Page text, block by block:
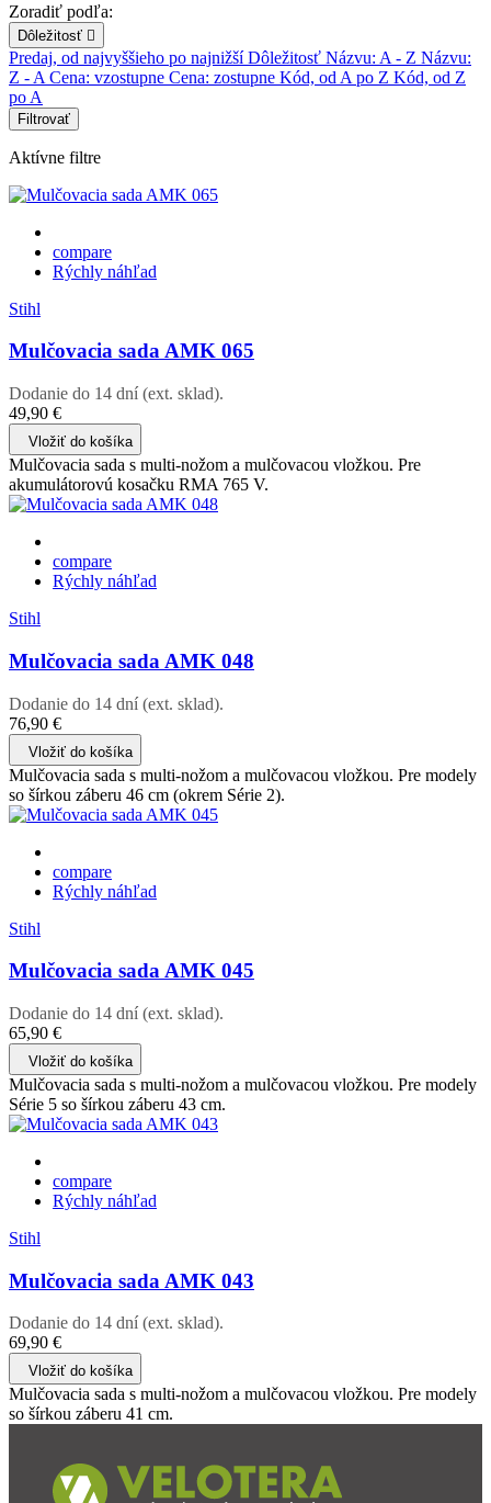
Zoradiť podľa:
Dôležitosť 
Predaj, od najvyššieho po najnižšíDôležitosť Názvu: A - Z Názvu:
Z - A Cena: vzostupne Cena: zostupne Kód, od A po Z Kód, od Z
po A
Filtrovať
Aktívne filtre
compare
Rýchly náhľad
Stihl
Mulčovacia sada AMK 065
Dodanie do 14 dní (ext. sklad).
49,90 €
Vložiť do košíka
Mulčovacia sada s multi-nožom a mulčovacou vložkou. Pre
akumulátorovú kosačku RMA 765 V.
compare
Rýchly náhľad
Stihl
Mulčovacia sada AMK 048
Dodanie do 14 dní (ext. sklad).
76,90 €
Vložiť do košíka
Mulčovacia sada s multi-nožom a mulčovacou vložkou. Pre modely
so šírkou záberu 46 cm (okrem Série 2).
compare
Rýchly náhľad
Stihl
Mulčovacia sada AMK 045
Dodanie do 14 dní (ext. sklad).
65,90 €
Vložiť do košíka
Mulčovacia sada s multi-nožom a mulčovacou vložkou. Pre modely
Série 5 so šírkou záberu 43 cm.
compare
Rýchly náhľad
Stihl
Mulčovacia sada AMK 043
Dodanie do 14 dní (ext. sklad).
69,90 €
Vložiť do košíka
Mulčovacia sada s multi-nožom a mulčovacou vložkou. Pre modely
so šírkou záberu 41 cm.